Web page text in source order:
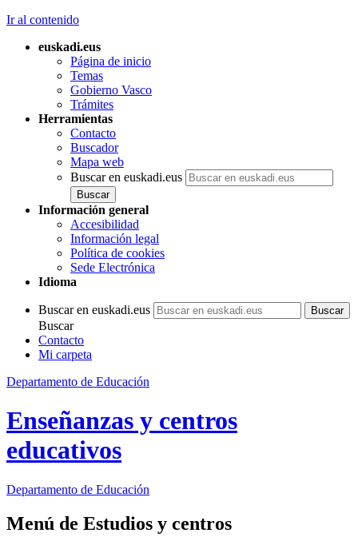
Ir al contenido
euskadi.eus
Página de inicio
Temas
Gobierno Vasco
Trámites
Herramientas
Contacto
Buscador
Mapa web
Buscar en euskadi.eus
Información general
Accesibilidad
Información legal
Política de cookies
Sede Electrónica
Idioma
Buscar en euskadi.eus
Buscar
Contacto
Mi carpeta
Departamento de Educación
Enseñanzas y centros
educativos
Departamento de Educación
Menú de Estudios y centros